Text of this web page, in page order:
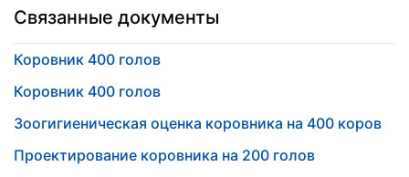
Связанные документы
Коровник 400 голов
Коровник 400 голов
Зоогигиеническая оценка коровника на 400 коров
Проектирование коровника на 200 голов